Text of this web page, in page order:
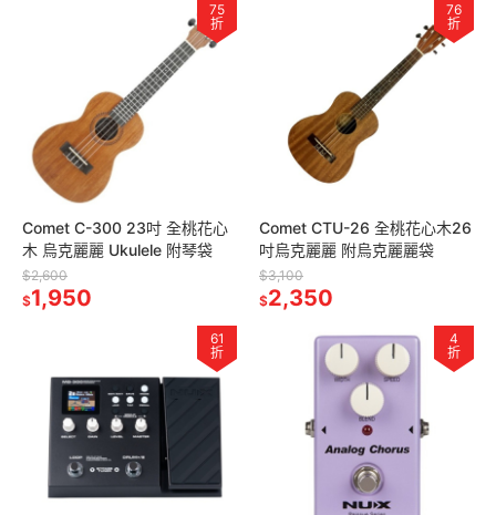
75
折
Comet C-300 23吋 全桃花心
木 烏克麗麗 Ukulele 附琴袋
$2,600
$1,950
76
折
Comet CTU-26 全桃花心木26
吋烏克麗麗 附烏克麗麗袋
$3,100
$2,350
61
折
4
折